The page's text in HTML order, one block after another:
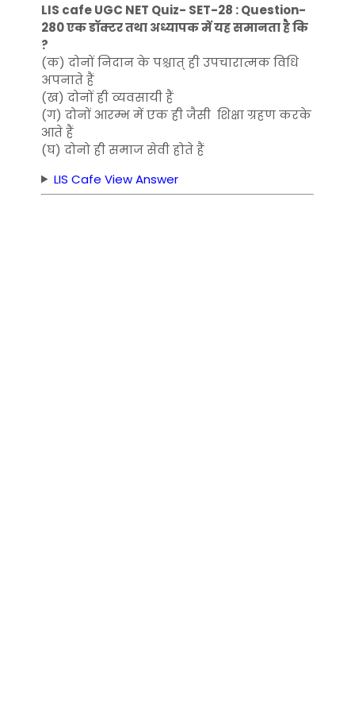
LIS cafe UGC NET Quiz- SET-28 : Question-
280 एक डॉक्टर तथा अध्यापक में यह समानता है कि
?
(क) दोनों निदान के पश्चात् ही उपचारात्मक विधि
अपनाते हैं
(ख) दोनों ही व्यवसायी हैं
(ग) दोनों आरम्भ में एक ही जैसी शिक्षा ग्रहण करके
आते हैं
(घ) दोनो ही समाज सेवी होते हैं
LIS Cafe View Answer